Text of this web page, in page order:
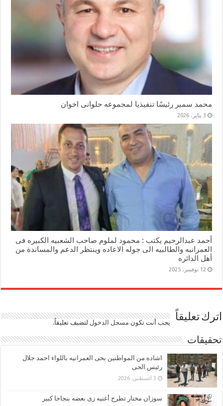
محمد سمير رئيسًا تنفيذيا لمجموعه حلوانى اخوان
3 يناير، 2026
أحمد عبدالرحيم يكتب : محمود لملوم صاحب الشعبيه الكبيره فى
العمرانبه والطالبيه الى جوله الاعاده وينتظر الدعم والمساندة من
أهل الدائره
12 نوفمبر، 2025
اترك تعليقاً يجب أنت تكون مسجل الدخول لتضيف تعليقاً.
تحقيقات
اشاده من المواطنين بحى العمرانيه باللواء احمد جلال
رئيس الحى
3 أغسطس، 2026
سوزان مختار تطرح أغنيه زى بعضه بنجاحا كبير